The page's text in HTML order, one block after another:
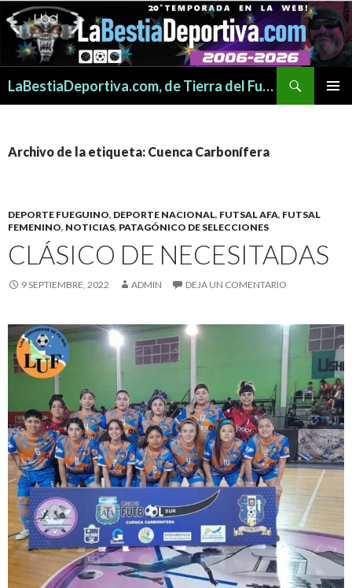
LaBestiaDeportiva.com, de Tierra del Fuego para todo el mundo
Archivo de la etiqueta: Cuenca Carbonífera
DEPORTE FUEGUINO, DEPORTE NACIONAL, FUTSAL AFA, FUTSAL
FEMENINO, NOTICIAS, PATAGÓNICO DE SELECCIONES
CLÁSICO DE NECESITADAS
9 SEPTIEMBRE, 2022 ADMIN DEJA UN COMENTARIO